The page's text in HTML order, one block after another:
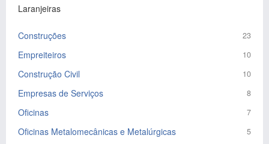
Laranjeiras
Construções 23
Empreiteiros 10
Construção Civil 10
Empresas de Serviços 8
Oficinas 7
Oficinas Metalomecânicas e Metalúrgicas 5